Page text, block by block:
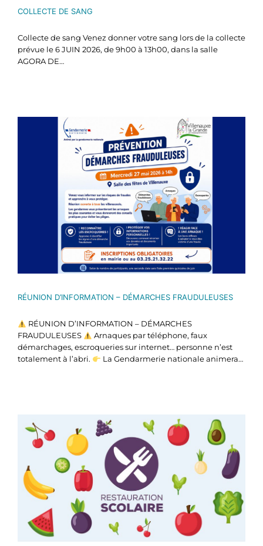
COLLECTE DE SANG
Collecte de sang Venez donner votre sang lors de la collecte
prévue le 6 JUIN 2026, de 9h00 à 13h00, dans la salle
AGORA DE…
RÉUNION D’INFORMATION – DÉMARCHES FRAUDULEUSES
RÉUNION D’INFORMATION – DÉMARCHES
FRAUDULEUSES
Arnaques par téléphone, faux
démarchages, escroqueries sur internet… personne n’est
totalement à l’abri.
La Gendarmerie nationale animera…